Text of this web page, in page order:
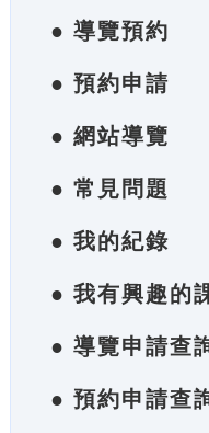
● 導覽預約
● 預約申請
● 網站導覽
● 常見問題
● 我的紀錄
● 我有興趣的
● 導覽申請查
● 預約申請查